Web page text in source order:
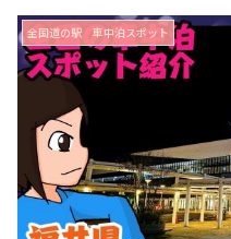
全国道の駅 車中泊スポット